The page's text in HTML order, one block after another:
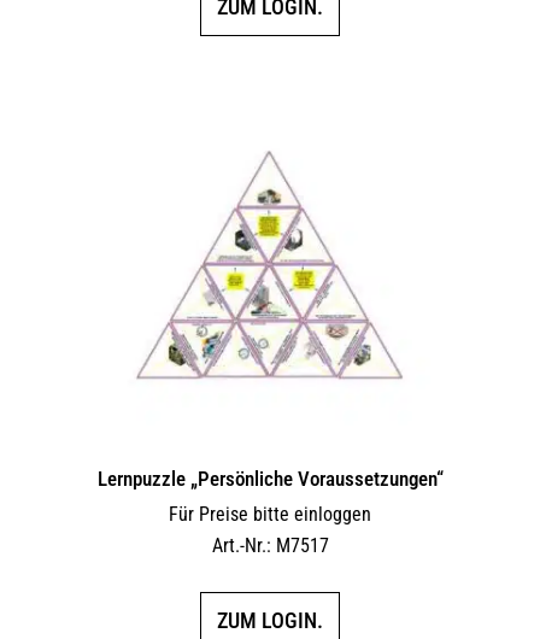
ZUM LOGIN.
Lernpuzzle „Persönliche Voraussetzungen“
Für Preise bitte einloggen
Art.-Nr.: M7517
ZUM LOGIN.